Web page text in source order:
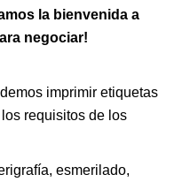
la bienvenida a
negociar!
imprimir etiquetas
requisitos de los
esmerilado,